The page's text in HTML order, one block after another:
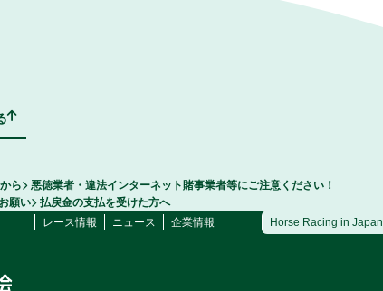
ら
悪徳業者・違法インターネット賭事業者等にご注意ください！
願い
払戻金の支払を受けた方へ
レース情報 ニュース 企業情報 Horse Racing in Japan